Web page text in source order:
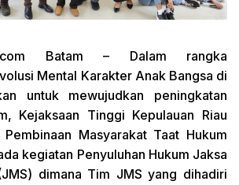
Batam – Dalam rangka
Mental Karakter Anak Bangsa di
untuk mewujudkan peningkatan
Kejaksaan Tinggi Kepulauan Riau
Masyarakat Taat Hukum
kegiatan Penyuluhan Hukum Jaksa
dimana Tim JMS yang dihadiri